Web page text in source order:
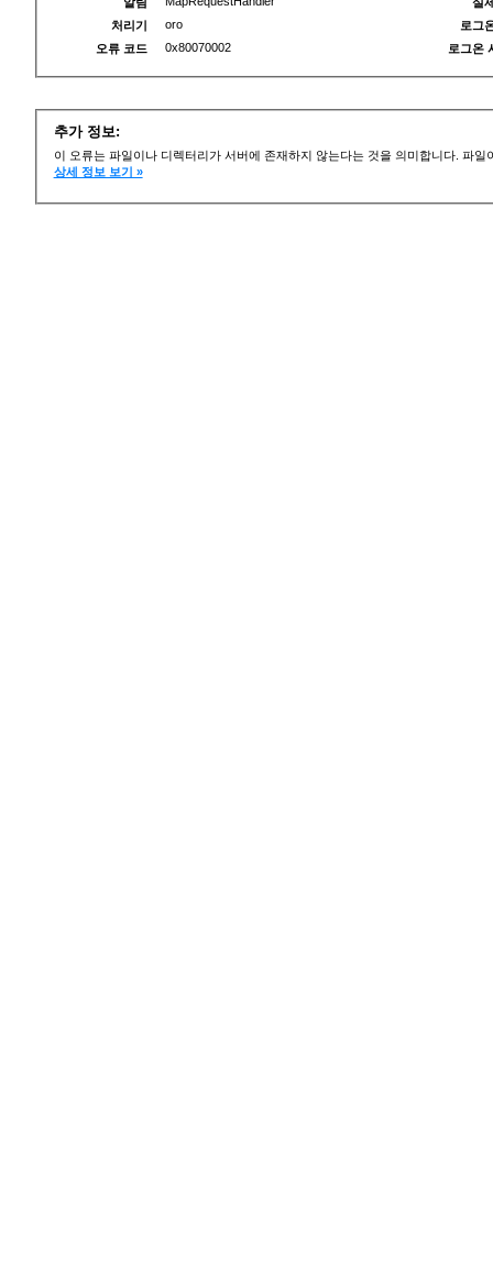
처리기
oro
오류 코드
0x80070002
로그
로그온
추가 정보:
이 오류는 파일이나 디렉터리가 서버에 존재하지 않는다는 것을 의미합니다. 파
상세 정보 보기 »